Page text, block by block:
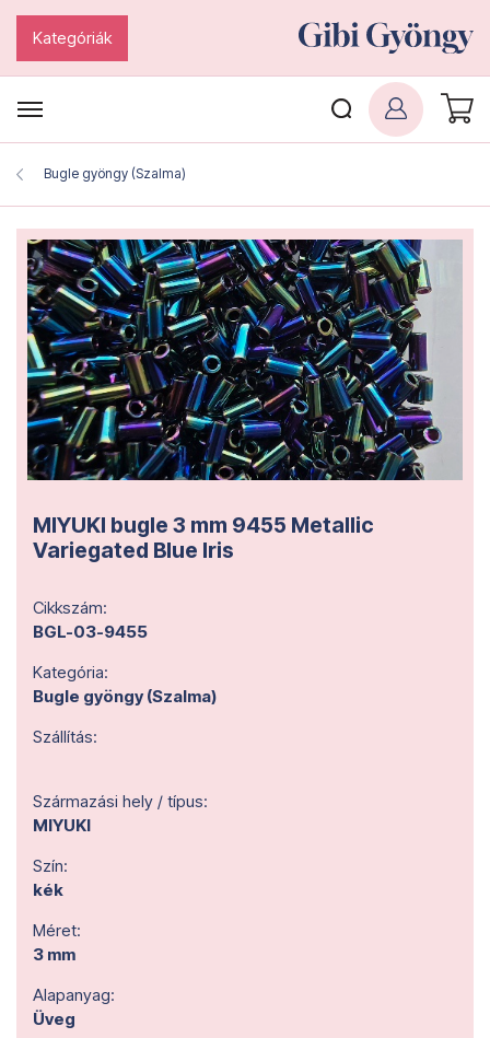
Kategóriák
Bugle gyöngy (Szalma)
MIYUKI bugle 3 mm 9455 Metallic
Variegated Blue Iris
Cikkszám:
BGL-03-9455
Kategória:
Bugle gyöngy (Szalma)
Szállítás:
Származási hely / típus:
MIYUKI
Szín:
kék
Méret:
3 mm
Alapanyag:
Üveg